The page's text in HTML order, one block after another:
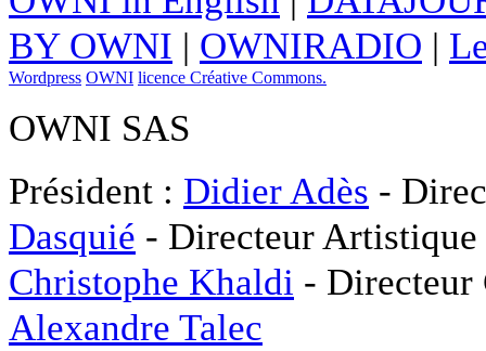
BY OWNI | OWNIRADIO |
Wordpress OWNI licence Créative Commons.
OWNI SAS
Président : Didier Adès -
Dasquié - Directeur
Christophe Khaldi -
Alexandre Talec